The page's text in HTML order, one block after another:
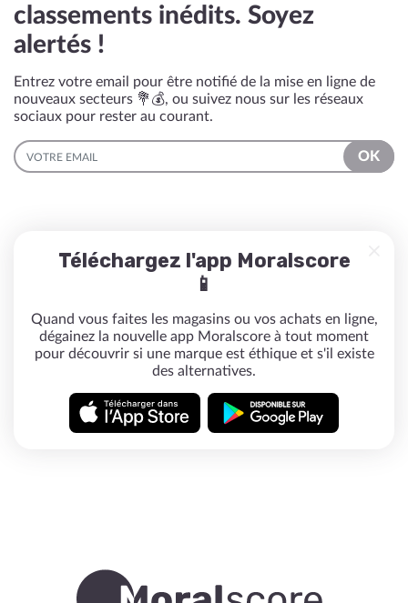
classements inédits. Soyez
alertés !
Entrez votre email pour être notifié de la mise en ligne de
nouveaux secteurs 💐💰, ou suivez nous sur les réseaux
sociaux pour rester au courant.
EMAIL
OK
Téléchargez l'app Moralscore
📱
Quand vous faites les magasins ou vos achats en ligne,
dégainez la nouvelle app Moralscore à tout moment
pour découvrir si une marque est éthique et s'il existe
des alternatives.